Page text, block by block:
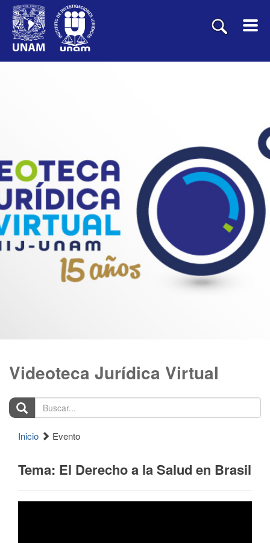
Videoteca Jurídica Virtual
Buscar...
Inicio Evento
Tema: El Derecho a la Salud en Brasil